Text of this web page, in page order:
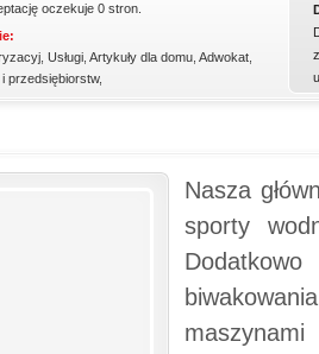
oczekuje 0 stron.
Usługi Artykuły dla domu Adwokat
przedsiębiorstw,
Nasza
sporty